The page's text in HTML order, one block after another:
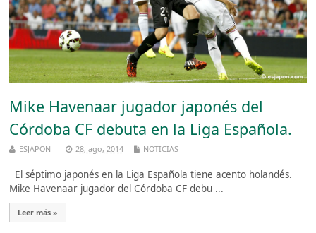
Mike Havenaar jugador japonés del
Córdoba CF debuta en la Liga Española.
ESJAPON 28, ago, 2014 NOTICIAS
El séptimo japonés en la Liga Española tiene acento holandés.
Mike Havenaar jugador del Córdoba CF debu ...
Leer más »